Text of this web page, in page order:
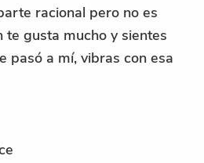
racional pero no es
te gusta mucho y sientes
pasó a mí, vibras con esa